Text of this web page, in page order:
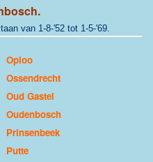
van 1-8-'52 tot 1-5-'69.
Oploo
Ossendrecht
Oud Gastel
Oudenbosch
Prinsenbeek
Putte